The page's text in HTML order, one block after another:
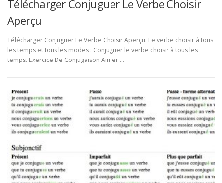
Télécharger Conjuguer Le Verbe Choisir
Aperçu
Télécharger Conjuguer Le Verbe Choisir Aperçu. Le verbe choisir à tous
les temps et tous les modes : Conjuguer le verbe choisir à tous les
temps. Exercice De Conjugaison Aimer …